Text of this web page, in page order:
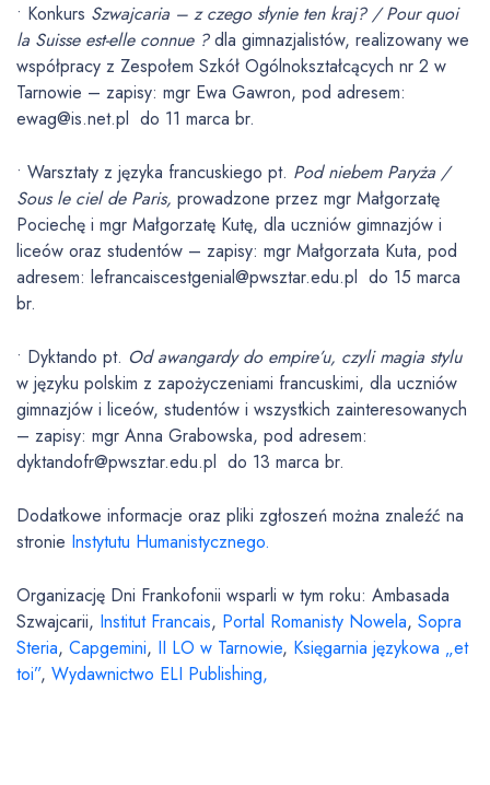
• Konkurs Szwajcaria – z czego słynie ten kraj? / Pour quoi
la Suisse est-elle connue ?dla gimnazjalistów, realizowany we
współpracy z Zespołem Szkół Ogólnokształcących nr 2 w
Tarnowie – zapisy: mgr Ewa Gawron, pod adresem:
ewag@is.net.pl do 11 marca br.
• Warsztaty z języka francuskiego pt. Pod niebem Paryża /
Sous le ciel de Paris, prowadzone przez mgr Małgorzatę
Pociechę i mgr Małgorzatę Kutę, dla uczniów gimnazjów i
liceów oraz studentów – zapisy: mgr Małgorzata Kuta, pod
adresem: lefrancaiscestgenial@pwsztar.edu.pl do 15 marca
br.
• Dyktando pt. Od awangardy do empire’u, czyli magia stylu
w języku polskim z zapożyczeniami francuskimi, dla uczniów
gimnazjów i liceów, studentów i wszystkich zainteresowanych
– zapisy: mgr Anna Grabowska, pod adresem:
dyktandofr@pwsztar.edu.pl do 13 marca br.
Dodatkowe informacje oraz pliki zgłoszeń można znaleźć na
stronie Instytutu Humanistycznego.
Organizację Dni Frankofonii wsparli w tym roku: Ambasada
Szwajcarii, Institut Francais, Portal Romanisty Nowela, Sopra
Steria, Capgemini, II LO w Tarnowie, Księgarnia językowa „et
toi”, Wydawnictwo ELI Publishing,